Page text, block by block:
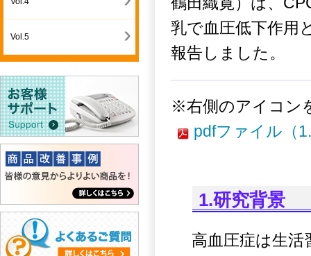
Vol.5
乳で血圧低下作用
報告しました。
※右側のアイコン
pdfファイル（
1.研究背景
高血圧症は生